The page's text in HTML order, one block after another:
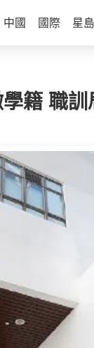
中國 國際 星
籍 職